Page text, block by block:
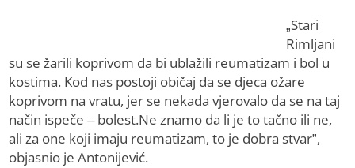
„Stari
Rimljani
su se žarili koprivom da bi ublažili reumatizam i bol u
kostima. Kod nas postoji običaj da se djeca ožare
koprivom na vratu, jer se nekada vjerovalo da se na taj
način ispeče – bolest.Ne znamo da li je to tačno ili ne,
ali za one koji imaju reumatizam, to je dobra stvar”,
objasnio je Antonijević.